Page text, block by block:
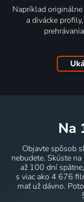
Napríklad
a divácke
Objavte spôsob
nebudete. Skúste
až 100 dní
s viac ako 4 676
mať už dávno.